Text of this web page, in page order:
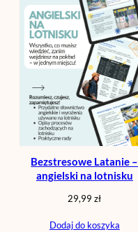
Bezstresowe Latanie –
angielski na lotnisku
29,99zł
Dodaj do koszyka